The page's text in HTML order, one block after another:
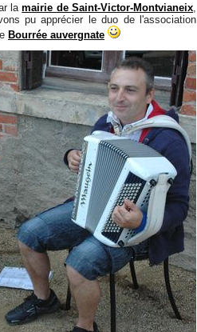
lamairie de Saint-Victor-Montvianeix
pu apprécier le duo de l'association
Bourrée auvergnate